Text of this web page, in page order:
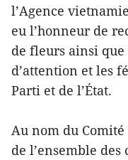
l’Agence
eu l’honneur de
de fleurs ainsi que
d’attention et les
Parti et de l’État.
Au nom du
de l’ensemble